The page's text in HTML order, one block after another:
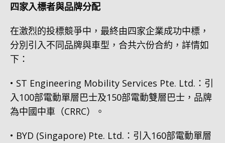
四家入標者與品牌分配
在激烈的投標競爭中，最終由四家企業成功中標，
分別引入不同品牌與車型，合共六份合約，詳情如
下：
• ST Engineering Mobility Services Pte. Ltd.：引
入100部電動單層巴士及150部電動雙層巴士，品牌
為中國中車（CRRC）。
• BYD (Singapore) Pte. Ltd.：引入160部電動單層